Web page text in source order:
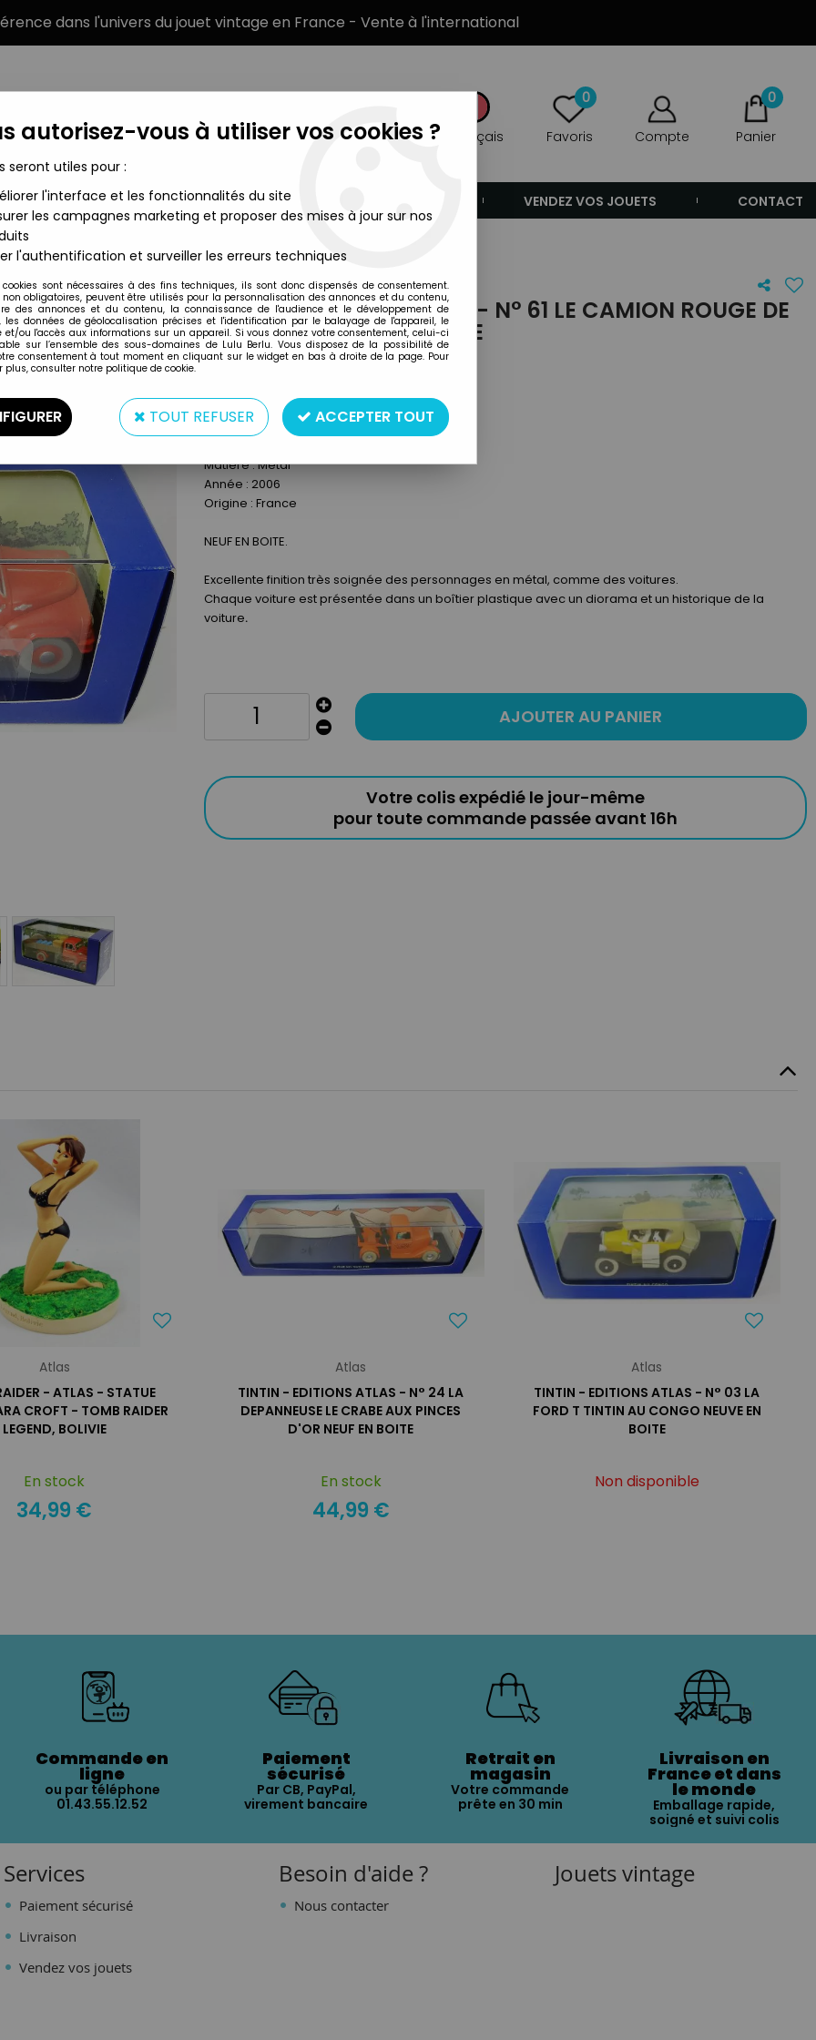
dans l'univers du jouet vintage en France - Vente à l'international
Français
0
Favoris Compte
0
Panier
MARQUES TYPE DE PRODUIT VENDEZ VOS JOUETS CONTACT
Le camion rouge de L'Ile Noire neuf en boite
Atlas
TINTIN - EDITIONS ATLAS - N° 61 LE CAMION ROUGE DE
L'ILE NOIRE NEUF EN BOITE
79,99€TTC
Réf. :REF26086
Type : Véhicule
Matière : Metal
Année : 2006
Origine : France
NEUF EN BOITE.
Excellente finition très soignée des personnages en métal, comme des voitures.
Chaque voiture est présentée dans un boîtier plastique avec un diorama et un historique de la
voiture.
AJOUTER AU PANIER
Votre colis expédié le jour-même
pour toute commande passée avant 16h
Atlas
- ATLAS - STATUE
CROFT - TOMB RAIDER
LEGEND, BOLIVIE
En stock
34,99 €
Atlas
TINTIN - EDITIONS ATLAS - N° 24 LA
DEPANNEUSE LE CRABE AUX PINCES
D'OR NEUF EN BOITE
En stock
44,99 €
Atlas
TINTIN - EDITIONS ATLAS - N° 03 LA
FORD T TINTIN AU CONGO NEUVE EN
BOITE
Non disponible
Commande en
ligne
ou par téléphone
01.43.55.12.52
Paiement
sécurisé
Par CB, PayPal,
virement bancaire
Retrait en
magasin
Votre commande
prête en 30 min
Livraison en
France et dans
le monde
Emballage rapide,
soigné et suivi colis
Services
Paiement sécurisé
Livraison
Vendez vos jouets
Besoin d'aide ?
Nous contacter
Jouets vintage
autorisez-vous à utiliser vos cookies ?
seront utiles pour :
l'interface et les fonctionnalités du site
les campagnes marketing et proposer des mises à jour sur nos
l'authentification et surveiller les erreurs techniques
cookies sont nécessaires à des fins techniques, ils sont donc dispensés de consentement.
non obligatoires, peuvent être utilisés pour la personnalisation des annonces et du contenu,
des annonces et du contenu, la connaissance de l'audience et le développement de
les données de géolocalisation précises et l'identification par le balayage de l'appareil, le
et/ou l'accès aux informations sur un appareil. Si vous donnez votre consentement, celui-ci
sur l’ensemble des sous-domaines de Lulu Berlu. Vous disposez de la possibilité de
consentement à tout moment en cliquant sur le widget en bas à droite de la page. Pour
plus, consulter notre politique de cookie.
TOUT REFUSER ACCEPTER TOUT